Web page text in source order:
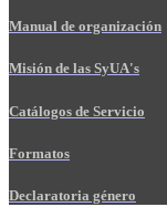
Manual de organización
Misión de las SyUA's
Catálogos de Servicio
Formatos
Declaratoria género